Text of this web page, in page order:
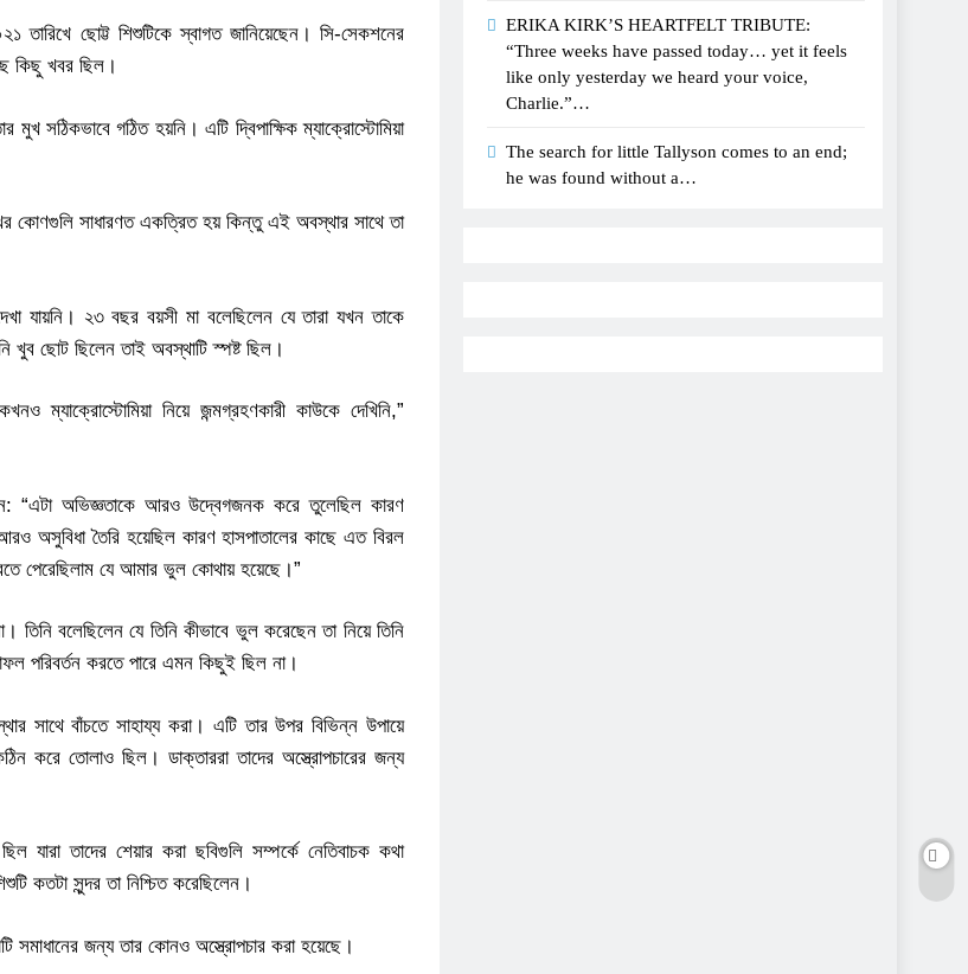
তারিখে ছোট্ট শিশুটিকে স্বাগত জানিয়েছেন। সি-সেকশনের
কিছু খবর ছিল।
সঠিকভাবে গঠিত হয়নি। এটি দ্বিপাক্ষিক ম্যাক্রোস্টোমিয়া
কোণগুলি সাধারণত একত্রিত হয় কিন্তু এই অবস্থার সাথে তা
যায়নি। ২৩ বছর বয়সী মা বলেছিলেন যে তারা যখন তাকে
খুব ছোট ছিলেন তাই অবস্থাটি স্পষ্ট ছিল।
নিয়ে জন্মগ্রহণকারী কাউকে দেখিনি,”
“এটা অভিজ্ঞতাকে আরও উদ্বেগজনক করে তুলেছিল কারণ
অসুবিধা তৈরি হয়েছিল কারণ হাসপাতালের কাছে এত বিরল
পেরেছিলাম যে আমার ভুল কোথায় হয়েছে।”
বলেছিলেন যে তিনি কীভাবে ভুল করেছেন তা নিয়ে তিনি
পরিবর্তন করতে পারে এমন কিছুই ছিল না।
সাথে বাঁচতে সাহায্য করা। এটি তার উপর বিভিন্ন উপায়ে
করে তোলাও ছিল। ডাক্তাররা তাদের অস্ত্রোপচারের জন্য
যারা তাদের শেয়ার করা ছবিগুলি সম্পর্কে নেতিবাচক কথা
কতটা সুন্দর তা নিশ্চিত করেছিলেন।
সমাধানের জন্য তার কোনও অস্ত্রোপচার করা হয়েছে।
ERIKA KIRK’S HEARTFELT TRIBUTE:
“Three weeks have passed today… yet it feels
like only yesterday we heard your voice,
Charlie.”…
The search for little Tallyson comes to an end;
he was found without a…